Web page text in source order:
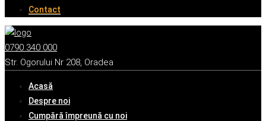
Contact
0790 340 000
Str. Ogorului Nr 208, Oradea
Acasă
Despre noi
Cumpără împreună cu noi